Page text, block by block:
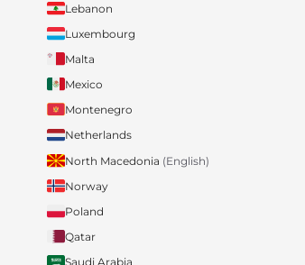
Lebanon
Luxembourg
Malta
Mexico
Montenegro
Netherlands
North Macedonia (English)
Norway
Poland
Qatar
Saudi Arabia